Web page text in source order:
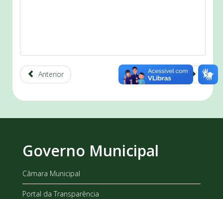
Anterior Próximo
Governo Municipal
Câmara Municipal
Portal da Transparência